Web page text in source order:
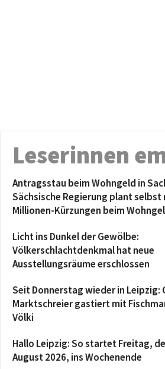
Leserinnen
Antragsstau beim Wohngeld in
Sächsische Regierung plant selbst
Millionen-Kürzungen beim
Licht ins Dunkel der Gewölbe:
Völkerschlachtdenkmal hat neue
Ausstellungsräume erschlossen
Seit Donnerstag wieder in Leipzig:
Marktschreier gastiert mit
Völki
Hallo Leipzig: So startet Freitag,
August 2026, ins Wochenende